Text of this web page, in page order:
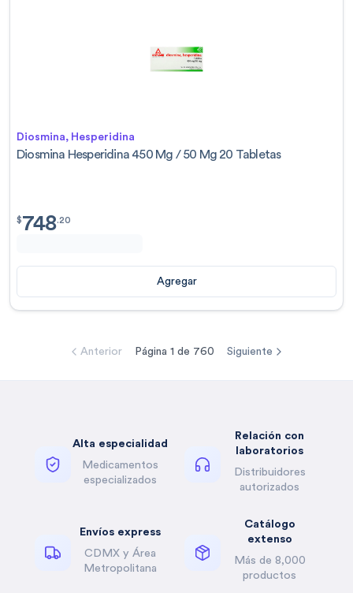
Diosmina, Hesperidina
Diosmina Hesperidina 450 Mg / 50 Mg 20 Tabletas
$748.20
$748.20
Agregar
Anterior Página 1 de 760 Siguiente
Alta especialidad
Medicamentos
especializados
Relación con
laboratorios
Distribuidores
autorizados
Envíos express
CDMX y Área
Metropolitana
Catálogo
extenso
Más de 8,000
productos